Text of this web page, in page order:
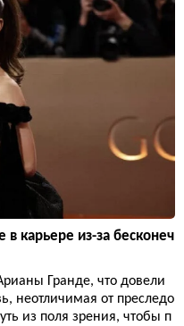
в карьере из-за бесконеч
Гранде, что довели
неотличимая от преследо
из поля зрения, чтобы п